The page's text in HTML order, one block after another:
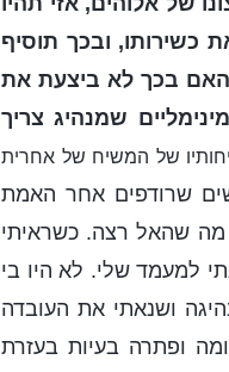
כשירותו, ובכך תוסיף
האם בכך לא ביצעת את
שמנהיג צריך
של המשיח של אחרית
שרודפים אחר האמת
מה שהאל רצה. כשראיתי
למעמד שלי. לא היו בי
ושנאתי את העובדה
ופתרה בעיות בעזרת